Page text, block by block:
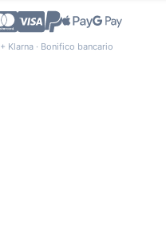
+ Klarna · Bonifico bancario